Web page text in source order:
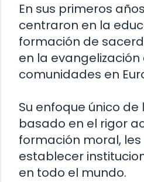
En sus primeros
centraron en la
formación de
en la evangelización
comunidades en
Su enfoque único
basado en el rigor
formación moral,
establecer
en todo el mundo.